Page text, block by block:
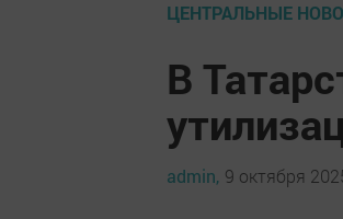
ЦЕНТРАЛЬНЫЕ
В
admin, 9 октября